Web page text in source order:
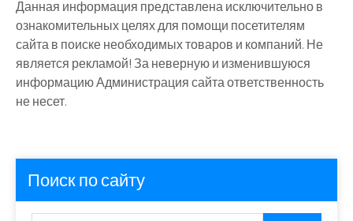
Данная информация представлена исключительно в
ознакомительных целях для помощи посетителям
сайта в поиске необходимых товаров и компаний. Не
является рекламой! За неверную и изменившуюся
информацию Администрация сайта ответственность
не несет.
Поиск по сайту